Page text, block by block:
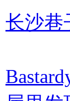
长沙巷